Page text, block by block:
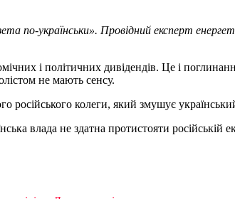
по-українськи». Провідний експерт
і політичних дивідендів. Це і
не мають сенсу.
російського колеги, який змушує
влада не здатна протистояти